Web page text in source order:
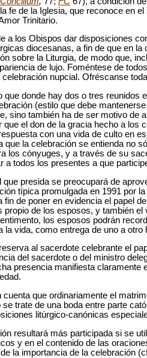
fe de la Iglesia, que reconoce en
Trinitario.
a los Obispos dar disposiciones
diocesanas, a fin de que en
sobre la Liturgia, de modo que,
de lujo. Foméntese de
celebración nupcial. Ofréscanse
que donde hay dos o tres reunidos
(estilo que debe
sino también ha de ser motivo de
que el don de la gracia hecho a
con una vida de culto en
que la celebración se entienda no
los cónyuges, y a través de su
a todos los presentes a que
que presida se preocupará de
típica promulgada en 1991 por
fin de poner en evidencia el papel
propio de los esposos, y también
los esposos podrán
la vida, como entrega de uno a otro
al sacerdote celebrante el
del sacerdote o del ministro
presencia manifiesta claramente
cuenta que ordinariamente el
se trate de una boda entre parte
litúrgico-canónicas
resultará más participada si se
y en el contenido de las
la importancia de la celebración